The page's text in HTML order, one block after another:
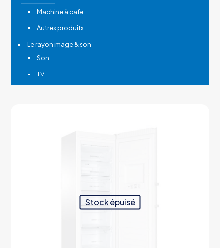
Machine à café
Autres produits
Le rayon image & son
Son
TV
Stock épuisé